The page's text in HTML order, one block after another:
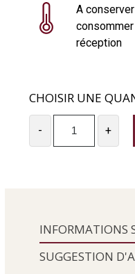
A
réception
CHOISIR UNE
- +
INFORMATIONS
SUGGESTION